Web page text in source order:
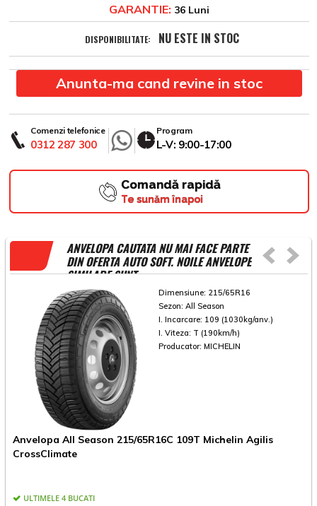
GARANTIE: 36 Luni
DISPONIBILITATE: NU ESTE IN STOC
Anunta-ma cand revine in stoc
Comenzi telefonice
0312 287 300
Program
L-V: 9:00-17:00
Comandă rapidă
Te sunăm înapoi
ANVELOPA CAUTATA NU MAI FACE PARTE
DIN OFERTA AUTO SOFT. NOILE ANVELOPE
SIMILARE SUNT
Dimensiune: 215/65R16
Sezon: All Season
I. Incarcare: 109 (1030kg/anv.)
I. Viteza: T (190km/h)
Producator: MICHELIN
Anvelopa All Season 215/65R16C 109T Michelin Agilis
CrossClimate
ULTIMELE 4 BUCATI